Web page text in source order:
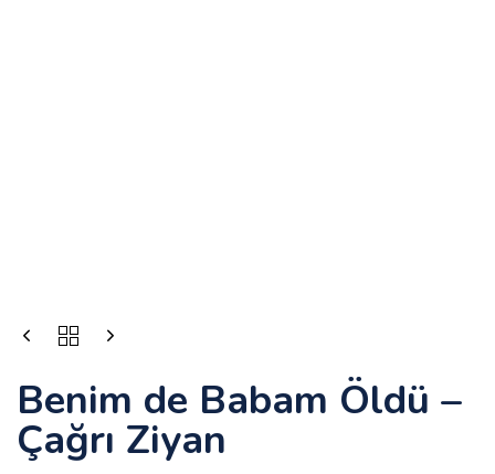
Benim de Babam Öldü –
Çağrı Ziyan